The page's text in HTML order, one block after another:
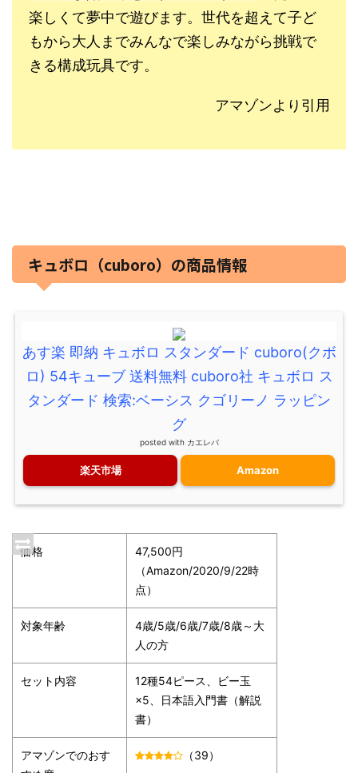
楽しくて夢中で遊びます。 世代を超えて子ど
もから大人までみんなで楽しみながら挑戦で
きる構成玩具です。
アマゾンより引用
キュボロ（cuboro）の商品情報
あす楽 即納 キュボロ スタンダード cuboro(クボ
ロ) 54キューブ 送料無料 cuboro社 キュボロ ス
タンダード 検索:ベーシス クゴリーノ ラッピン
グ
posted with カエレバ
楽天市場 Amazon
価格
47,500円
（Amazon/2020/9/22時
点）
対象年齢
4歳/5歳/6歳/7歳/8歳～大
人の方
セット内容
12種54ピース、ビー玉
×5、日本語入門書（解説
書）
アマゾンでのおす
（39）